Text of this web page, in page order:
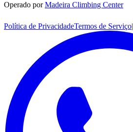
Operado por Madeira Climbing Center
Política de PrivacidadeTermos de Serviço|